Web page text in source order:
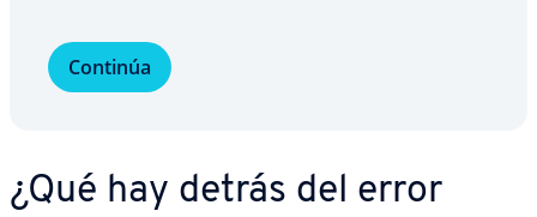
Continúa
¿Qué hay detrás del error